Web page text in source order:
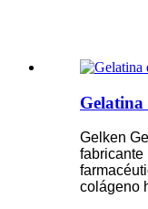
Gelatina
Gelken
fabricante
colágeno